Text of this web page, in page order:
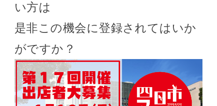
い方は
是非この機会に登録されてはいか
がですか？